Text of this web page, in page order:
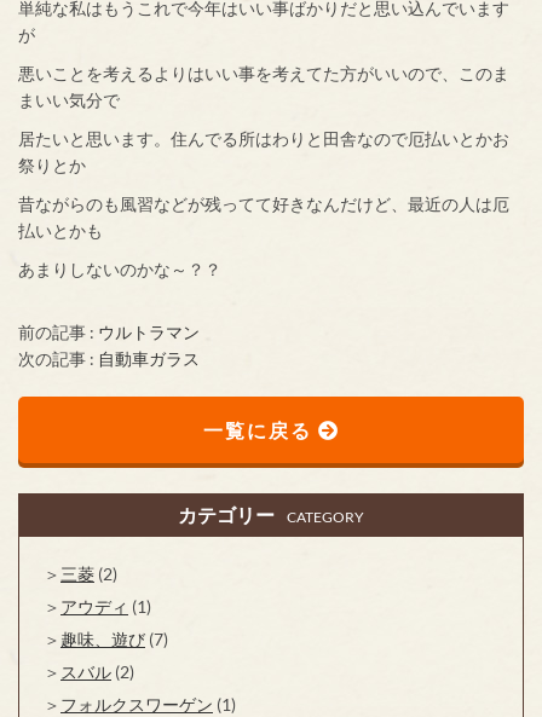
単純な私はもうこれで今年はいい事ばかりだと思い込んでいます
が
悪いことを考えるよりはいい事を考えてた方がいいので、このま
まいい気分で
居たいと思います。住んでる所はわりと田舎なので厄払いとかお
祭りとか
昔ながらのも風習などが残ってて好きなんだけど、最近の人は厄
払いとかも
あまりしないのかな～？？
前の記事 : ウルトラマン
次の記事 : 自動車ガラス
一覧に戻る
カテゴリー CATEGORY
三菱 (2)
アウディ (1)
趣味、遊び (7)
スバル (2)
フォルクスワーゲン (1)